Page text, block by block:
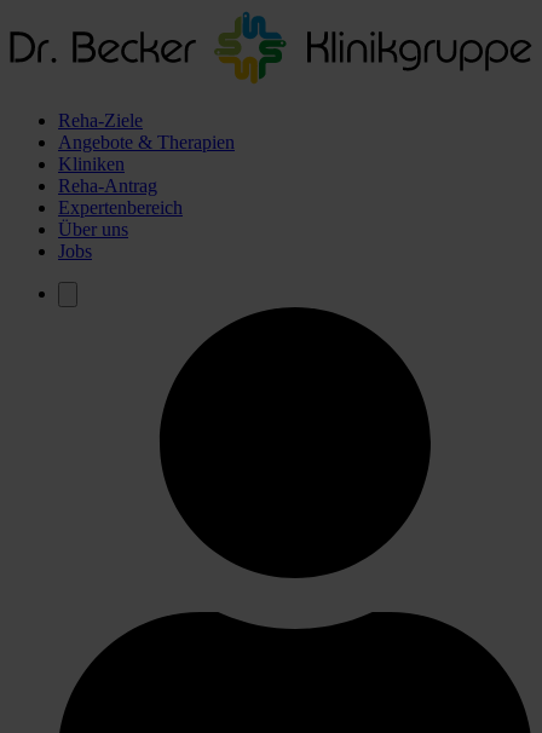
Reha-Ziele
Angebote & Therapien
Kliniken
Reha-Antrag
Expertenbereich
Über uns
Jobs